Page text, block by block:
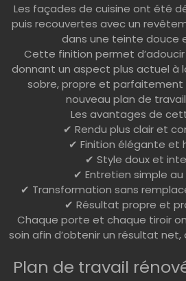
Les façades de cuisine ont été
puis recouvertes avec un
dans une teinte douce
Cette finition permet
donnant un aspect plus actuel à
sobre, propre et parfaitement
nouveau plan de
Les avantages de
✔ Rendu plus clair et
✔ Finition élégante et
✔ Style doux et
✔ Entretien simple
✔ Transformation sans
✔ Résultat propre et
Chaque porte et chaque tiroir
soin afin d’obtenir un résultat
Plan de travail